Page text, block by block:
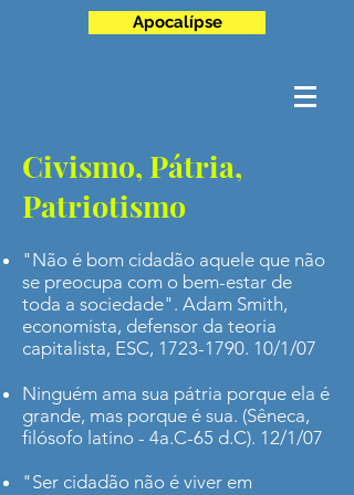
Apocalípse
Civismo, Pátria,
Patriotismo
"Não é bom cidadão aquele que não
se preocupa com o bem-estar de
toda a sociedade". Adam Smith,
economista, defensor da teoria
capitalista, ESC, 1723-1790. 10/1/07
Ninguém ama sua pátria porque ela é
grande, mas porque é sua. (Sêneca,
filósofo latino - 4a.C-65 d.C). 12/1/07
"Ser cidadão não é viver em